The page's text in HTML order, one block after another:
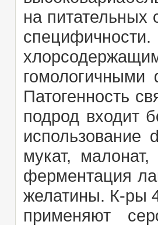
на питательных
Патогенность
подрод входит
использование
мукат,
ферментация
желатины. К-ры
применяют